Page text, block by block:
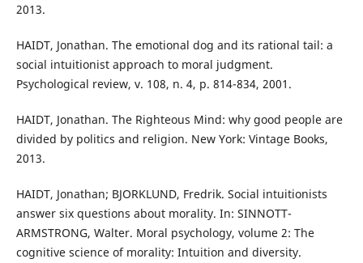
2013.
HAIDT, Jonathan. The emotional dog and its rational tail: a
social intuitionist approach to moral judgment.
Psychological review, v. 108, n. 4, p. 814-834, 2001.
HAIDT, Jonathan. The Righteous Mind: why good people are
divided by politics and religion. New York: Vintage Books,
2013.
HAIDT, Jonathan; BJORKLUND, Fredrik. Social intuitionists
answer six questions about morality. In: SINNOTT-
ARMSTRONG, Walter. Moral psychology, volume 2: The
cognitive science of morality: Intuition and diversity.